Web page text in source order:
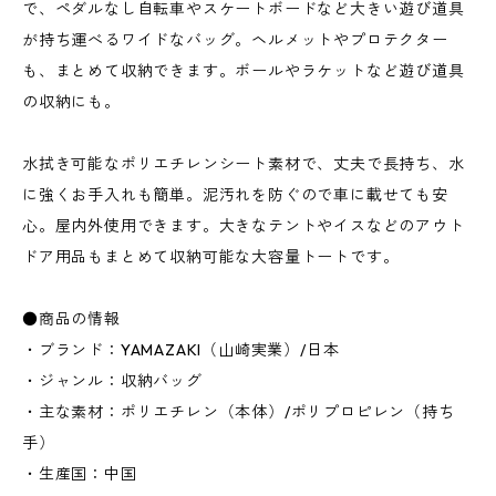
で、ペダルなし自転車やスケートボードなど大きい遊び道具
が持ち運べるワイドなバッグ。ヘルメットやプロテクター
も、まとめて収納できます。ボールやラケットなど遊び道具
の収納にも。
水拭き可能なポリエチレンシート素材で、丈夫で長持ち、水
に強くお手入れも簡単。泥汚れを防ぐので車に載せても安
心。屋内外使用できます。大きなテントやイスなどのアウト
ドア用品もまとめて収納可能な大容量トートです。
●商品の情報
・ブランド：YAMAZAKI（山崎実業）/日本
・ジャンル：収納バッグ
・主な素材：ポリエチレン（本体）/ポリプロピレン（持ち
手）
・生産国：中国